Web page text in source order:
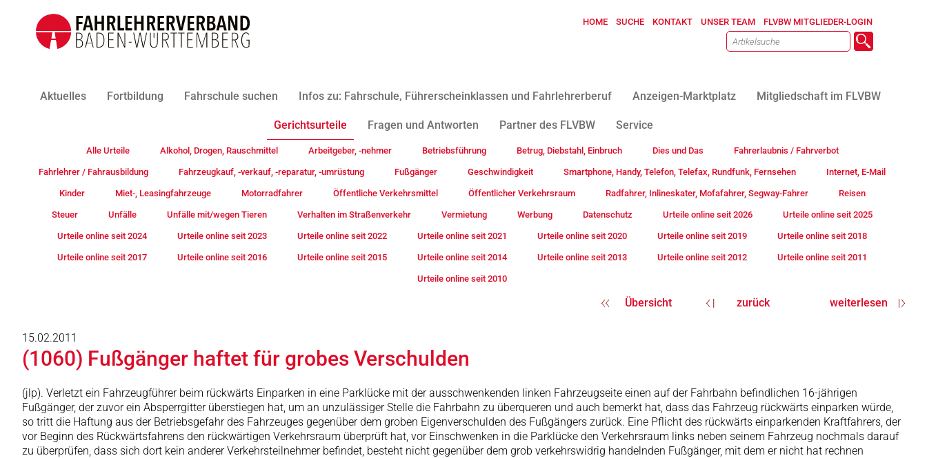
HOME SUCHE KONTAKT UNSER TEAM FLVBW MITGLIEDER-LOGIN
Aktuelles Fortbildung Fahrschule suchen Infos zu: Fahrschule, Führerscheinklassen und Fahrlehrerberuf Anzeigen-Marktplatz Mitgliedschaft im FLVBW
Gerichtsurteile Fragen und Antworten Partner des FLVBW Service
Alle Urteile Alkohol, Drogen, Rauschmittel Arbeitgeber, -nehmer Betriebsführung Betrug, Diebstahl, Einbruch Dies und Das Fahrerlaubnis / Fahrverbot
Fahrlehrer / Fahrausbildung Fahrzeugkauf, -verkauf, -reparatur, -umrüstung Fußgänger Geschwindigkeit Smartphone, Handy, Telefon, Telefax, Rundfunk, Fernsehen Internet, E-Mail
Kinder Miet-, Leasingfahrzeuge Motorradfahrer Öffentliche Verkehrsmittel Öffentlicher Verkehrsraum Radfahrer, Inlineskater, Mofafahrer, Segway-Fahrer Reisen
Steuer Unfälle Unfälle mit/wegen Tieren Verhalten im Straßenverkehr Vermietung Werbung Datenschutz Urteile online seit 2026 Urteile online seit 2025
Urteile online seit 2024 Urteile online seit 2023 Urteile online seit 2022 Urteile online seit 2021 Urteile online seit 2020 Urteile online seit 2019 Urteile online seit 2018
Urteile online seit 2017 Urteile online seit 2016 Urteile online seit 2015 Urteile online seit 2014 Urteile online seit 2013 Urteile online seit 2012 Urteile online seit 2011
Urteile online seit 2010
Übersicht zurück weiterlesen
15.02.2011
(1060) Fußgänger haftet für grobes Verschulden
(jlp). Verletzt ein Fahrzeugführer beim rückwärts Einparken in eine Parklücke mit der ausschwenkenden linken Fahrzeugseite einen auf der Fahrbahn befindlichen 16-jährigen
Fußgänger, der zuvor ein Absperrgitter überstiegen hat, um an unzulässiger Stelle die Fahrbahn zu überqueren und auch bemerkt hat, dass das Fahrzeug rückwärts einparken würde,
so tritt die Haftung aus der Betriebsgefahr des Fahrzeuges gegenüber dem groben Eigenverschulden des Fußgängers zurück. Eine Pflicht des rückwärts einparkenden Kraftfahrers, der
vor Beginn des Rückwärtsfahrens den rückwärtigen Verkehrsraum überprüft hat, vor Einschwenken in die Parklücke den Verkehrsraum links neben seinem Fahrzeug nochmals darauf
zu überprüfen, dass sich dort kein anderer Verkehrsteilnehmer befindet, besteht nicht gegenüber dem grob verkehrswidrig handelnden Fußgänger, mit dem er nicht hat rechnen